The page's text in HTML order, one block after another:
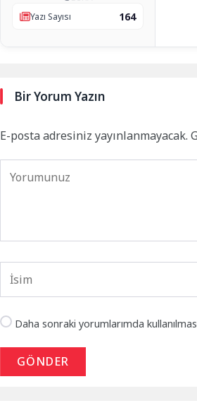
Yazı Sayısı
164
Bir Yorum Yazın
E-posta adresiniz yayınlanmayacak.
Daha sonraki yorumlarımda
GÖNDER